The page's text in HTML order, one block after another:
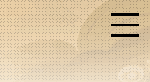
メニ